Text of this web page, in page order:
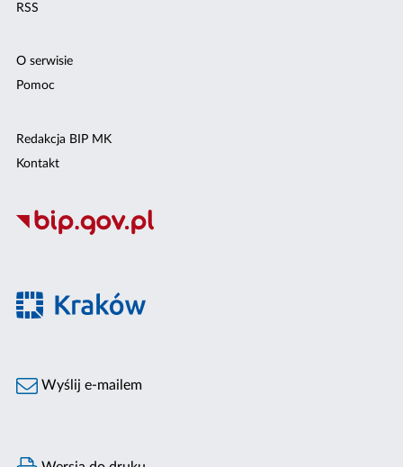
RSS
O serwisie
Pomoc
Redakcja BIP MK
Kontakt
Wyślij e-mailem